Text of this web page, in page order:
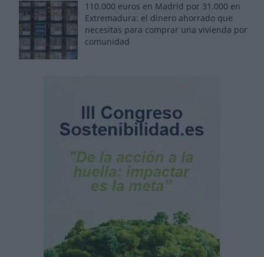
110.000 euros en Madrid por 31.000 en
Extremadura: el dinero ahorrado que
necesitas para comprar una vivienda por
comunidad